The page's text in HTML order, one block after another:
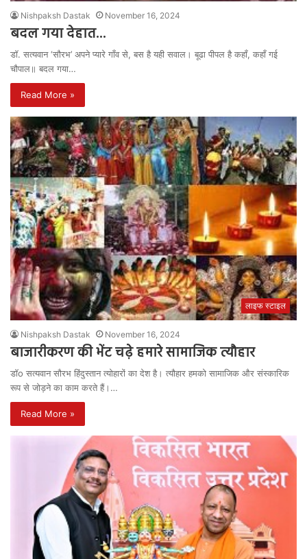
Nishpaksh Dastak November 16, 2024
बदल गया देहात…
डॉ. सत्यवान ‘सौरभ’ अपने प्यारे गाँव से, बस है यही सवाल। बूढा पीपल है कहाँ, कहाँ गई
चौपाल॥ बदल गया…
Read More »
लाइफ स्टाइल
Nishpaksh Dastak November 16, 2024
बाजारीकरण की भेंट चढ़े हमारे सामाजिक त्यौहार
डॉo सत्यवान सौरभ हिंदुस्तान त्योहारों का देश है। त्यौहार हमको सामाजिक और संस्कारिक
रूप से जोड़ने का काम करते हैं।…
Read More »